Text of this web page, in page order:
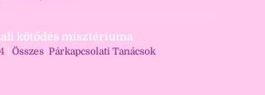
kötődés misztériuma
Összes, Párkapcsolati Tanácsok